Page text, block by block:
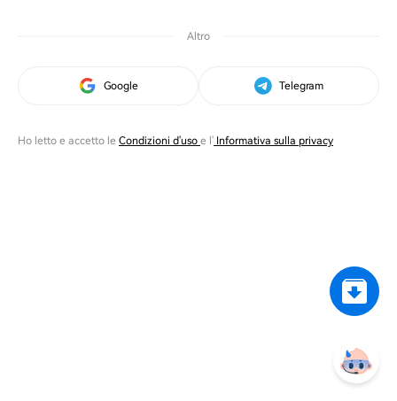
Altro
Google Telegram
Ho letto e accetto le Condizioni d'uso e l' Informativa sulla privacy